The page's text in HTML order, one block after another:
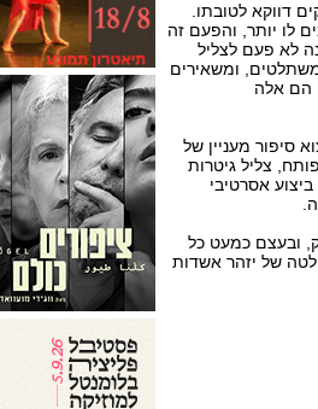
דווקא לטובתו.
לו יותר, והפעם זה
לא פעם לצליל
ומשאירים
הם אלה
מעניין של
צליל גיטרות
אסרטיבי
ובעצם כמעט כל
של יזהר אשדות